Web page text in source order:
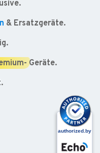
& Ersatzgeräte.
Geräte.